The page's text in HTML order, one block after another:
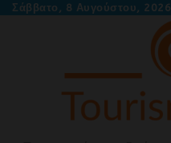
SkipΣάββατο, 8 Αυγούστου, 2026